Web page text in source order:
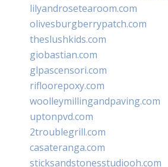
lilyandrosetearoom.com
olivesburgberrypatch.com
theslushkids.com
giobastian.com
glpascensori.com
rifloorepoxy.com
woolleymillingandpaving.com
uptonpvd.com
2troublegrill.com
casateranga.com
sticksandstonesstudiooh.com